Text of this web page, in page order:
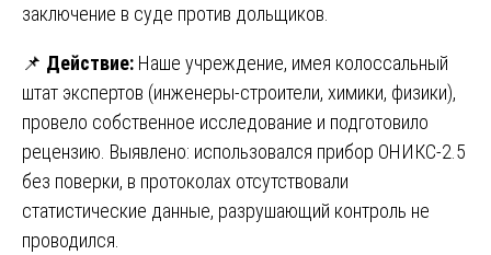
заключение в суде против дольщиков.
📌 Действие: Наше учреждение, имея колоссальный
штат экспертов (инженеры-строители, химики, физики),
провело собственное исследование и подготовило
рецензию. Выявлено: использовался прибор ОНИКС-2.5
без поверки, в протоколах отсутствовали
статистические данные, разрушающий контроль не
проводился.